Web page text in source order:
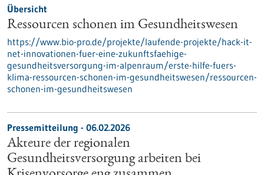
Übersicht
Ressourcen schonen im Gesundheitswesen
https://www.bio-pro.de/projekte/laufende-projekte/hack-it-
net-innovationen-fuer-eine-zukunftsfaehige-
gesundheitsversorgung-im-alpenraum/erste-hilfe-fuers-
klima-ressourcen-schonen-im-gesundheitswesen/ressourcen-
schonen-im-gesundheitswesen
Pressemitteilung - 06.02.2026
Akteure der regionalen
Gesundheitsversorgung arbeiten bei